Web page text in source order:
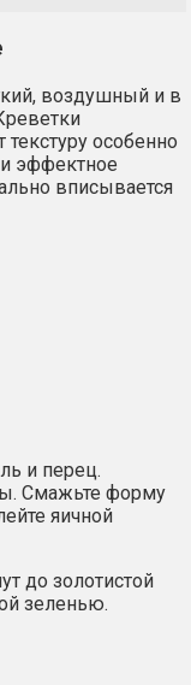
воздушный и в
особенно
эффектное
вписывается
и перец.
Смажьте форму
яичной
до золотистой
зеленью.